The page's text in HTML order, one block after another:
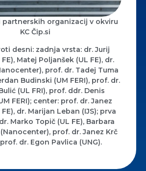
partnerskih organizacij v okviru
KC Čip.si
desni: zadnja vrsta: dr. Jurij
Matej Poljanšek (UL FE), dr.
prof. dr. Tadej Tuma
Budinski (UM FERI), prof. dr.
(UL FRI), prof. ddr. Denis
FERI); center: prof. dr. Janez
dr. Marijan Leban (IJS); prva
Marko Topič (UL FE), Barbara
prof. dr. Janez Krč
prof. dr. Egon Pavlica (UNG).